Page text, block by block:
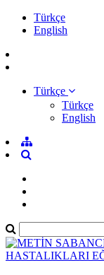
Türkçe
English
Türkçe
Türkçe
English